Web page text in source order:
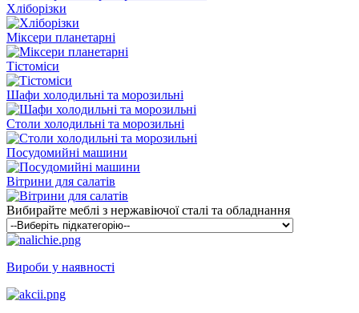
Хліборізки
Міксери планетарні
Тістоміси
Шафи холодильні та морозильні
Столи холодильні та морозильні
Посудомийні машини
Вітрини для салатів
Вибирайте меблі з нержавіючої сталі та обладнання
Вироби у наявності